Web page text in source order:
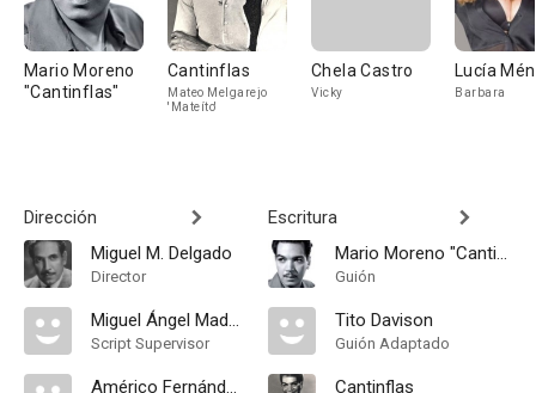
Mario Moreno
"Cantinflas"
Cantinflas
Mateo Melgarejo
'Mateíto'
Chela Castro
Vicky
Lucía
Barbara
Dirección
Miguel M. Delgado
Director
Miguel Ángel Madrigal
Script Supervisor
Américo Fernández
Escritura
Mario Moreno "Cantinflas"
Guión
Tito Davison
Guión Adaptado
Cantinflas